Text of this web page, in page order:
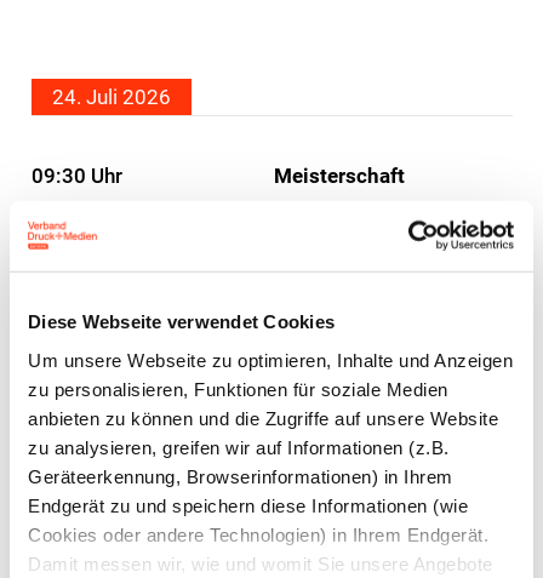
Diese Webseite verwendet Cookies
Um unsere Webseite zu optimieren, Inhalte und Anzeigen
zu personalisieren, Funktionen für soziale Medien
anbieten zu können und die Zugriffe auf unsere Website
zu analysieren, greifen wir auf Informationen (z.B.
Geräteerkennung, Browserinformationen) in Ihrem
Endgerät zu und speichern diese Informationen (wie
Cookies oder andere Technologien) in Ihrem Endgerät.
Damit messen wir, wie und womit Sie unsere Angebote
24. Juli 2026
09:30 Uhr
Meisterschaft
Meisterschaft
11:30 Uhr
Ende des
Wettkampfs
Jurysitzung